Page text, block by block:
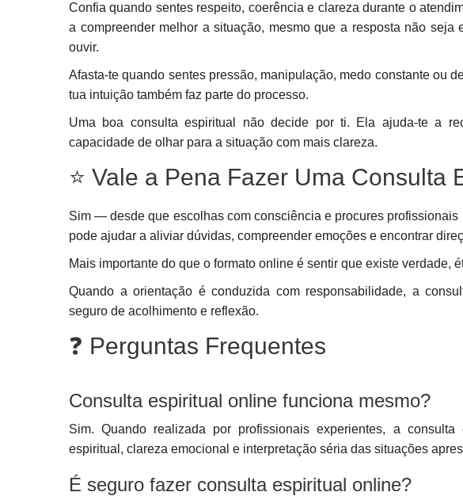
Confia quando sentes respeito, coerência e clareza durante o
a compreender melhor a situação, mesmo que a resposta não seja
ouvir.
Afasta-te quando sentes pressão, manipulação, medo constante ou
tua intuição também faz parte do processo.
Uma boa consulta espiritual não decide por ti. Ela ajuda-te a
capacidade de olhar para a situação com mais clareza.
⭐ Vale a Pena Fazer Uma Consulta
Sim — desde que escolhas com consciência e procures profissionais
pode ajudar a aliviar dúvidas, compreender emoções e encontrar
Mais importante do que o formato online é sentir que existe verdade,
Quando a orientação é conduzida com responsabilidade, a
seguro de acolhimento e reflexão.
❓ Perguntas Frequentes
Consulta espiritual online funciona mesmo?
Sim. Quando realizada por profissionais experientes, a
espiritual, clareza emocional e interpretação séria das situações
É seguro fazer consulta espiritual online?